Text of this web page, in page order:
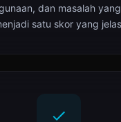
dan masalah
satu skor yang